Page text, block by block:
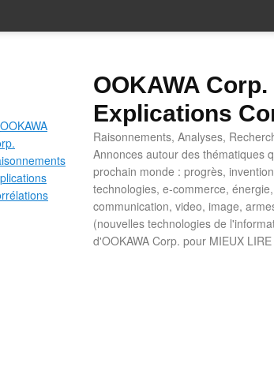
OOKAWA
Explications
Raisonnements, Analyses,
Annonces autour des thématiques
prochain monde : progrès,
technologies, e-commerce,
communication, video, image,
(nouvelles technologies de
d'OOKAWA Corp. pour MIEUX